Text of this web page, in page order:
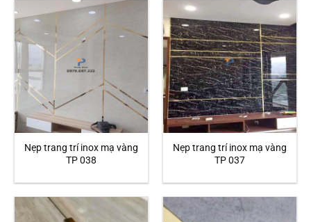
Nẹp trang trí inox mạ vàng
TP 038
Nẹp trang trí inox mạ vàng
TP 037